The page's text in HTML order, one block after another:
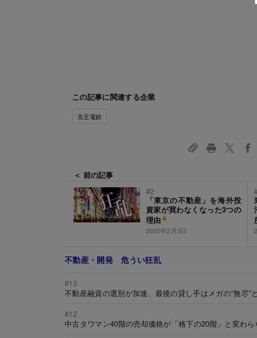
この記事に関連する企業
京王電鉄
＜ 前の記事
#2
「東京の不動産」を海外投
資家が買わなくなった3つの
理由
2020年2月3日
不動産・開発 危うい狂乱
#13
不動産融資の選別が加速、最後の貸し手はメガの“無尽”
#12
中古タワマン40階の売却価格が「格下の20階」と変わ